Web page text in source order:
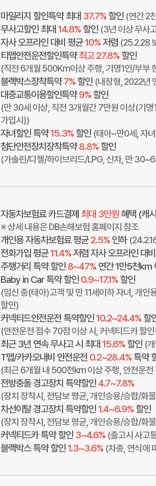
마일리지 할인특약 최대 37.7% 할인 (연간 2
무사고할인 최대 14.8% 할인 (3년 이상 무사
자사 오프라인 대비 평균10%저렴 (25.2.28
티맵안전운전할인특약최고 27.8% 할인
(직전 6개월 500Km이상 주행, 기명1인/부부
블랙박스장착특약7% 할인 (내장형, 2022년
대중교통이용할인특약9% 할인
(만 30세 이상, 직전 3개월간 7만원 이상(기
가입시))
자녀할인 특약15.3% 할인 (태아~만0세, 자
첨단안전장치장착특약8.8% 할인
(가솔린/디젤/하이브리드/LPG, 신차, 만
자동차보험료 카드결제 최대 3만원혜택 (캐
※ 상세 내용은 DB손해보험 홈페이지 참조
개인용 자동차보험료 평균2.5% 인하
전화가입 평균11.4%저렴 자사 오프라인 대비
주행거리 특약 할인 8~47% 연간 1만5천km
Baby in Car 특약 할인 0.9~17.1% 할인
(임신 중(태아)고객 및 만 11세이하 자녀, 개
할인)
커넥티드안전운전 특약할인10.2~24.4% 할
(안전운전 점수 70점 이상 시, 커넥티드카 할
최근 3년 연속 무사고 시 최대 15.6% 할인 (
T맵/카카오내비 안전운전 0.2~28.4%특약
(최근 6개월 내 500천km 이상 주행, 안전운전
전방충돌 경고장치 특약할인 4.7~7.8%
(장치 장착시, 전담보 평균, 개인승용/승합/화
차선이탈 경고장치 특약할인1.4~6.9% 할인
(장치 장착시, 전담보 평균, 개인승용/승합/화
커넥티드카 특약 할인 3~4.6% (출고시 사고
블랙박스 특약 할인1.3~3.6% (차종, 연식에